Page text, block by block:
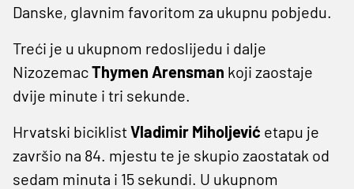
Danske, glavnim favoritom za ukupnu pobjedu.
Treći je u ukupnom redoslijedu i dalje
NizozemacThymen Arensman koji zaostaje
dvije minute i tri sekunde.
Hrvatski biciklistVladimir Miholjević etapu je
završio na 84. mjestu te je skupio zaostatak od
sedam minuta i 15 sekundi. U ukupnom